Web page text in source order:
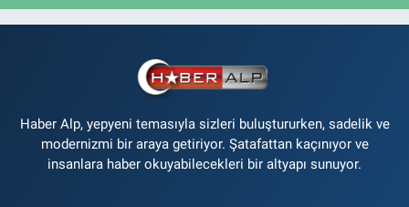
Haber Alp, yepyeni temasıyla sizleri buluştururken, sadelik ve
modernizmi bir araya getiriyor. Şatafattan kaçınıyor ve
insanlara haber okuyabilecekleri bir altyapı sunuyor.